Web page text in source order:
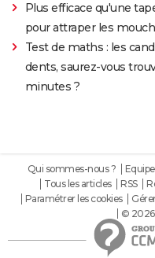
Plus efficace qu'une
pour attraper les
Test de maths : les
dents, saurez-vous
minutes ?
Qui sommes-nous ? Equipe
Tous les articles
RSS
Paramétrer les cookies
©